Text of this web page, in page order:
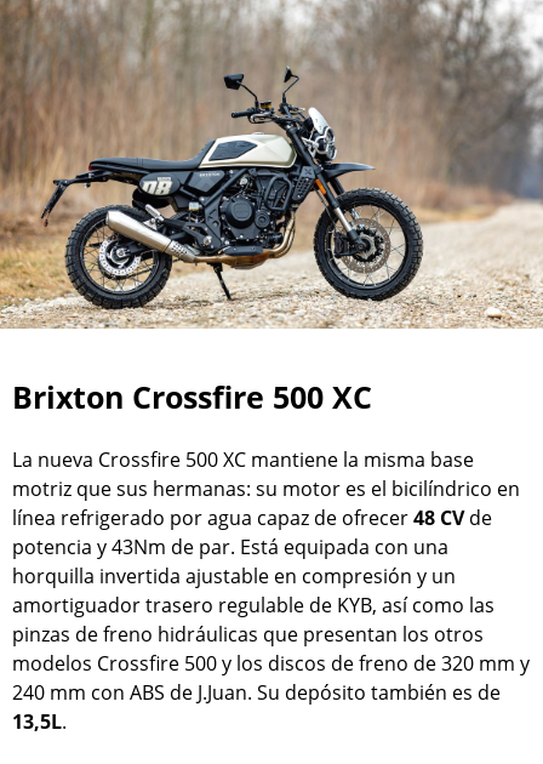
Brixton Crossfire 500 XC
La nueva Crossfire 500 XC mantiene la misma base
motriz que sus hermanas: su motor es el bicilíndrico en
línea refrigerado por agua capaz de ofrecer48 CVde
potencia y 43Nm de par. Está equipada con una
horquilla invertida ajustable en compresión y un
amortiguador trasero regulable de KYB, así como las
pinzas de freno hidráulicas que presentan los otros
modelos Crossfire 500 y los discos de freno de 320 mm y
240 mm con ABS de J.Juan. Su depósito también es de
13,5L.